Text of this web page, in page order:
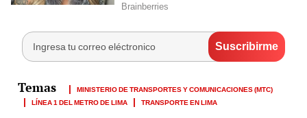
MINISTERIO DE TRANSPORTES Y COMUNICACIONES (MTC)
LÍNEA 1 DEL METRO DE LIMA
TRANSPORTE EN LIMA